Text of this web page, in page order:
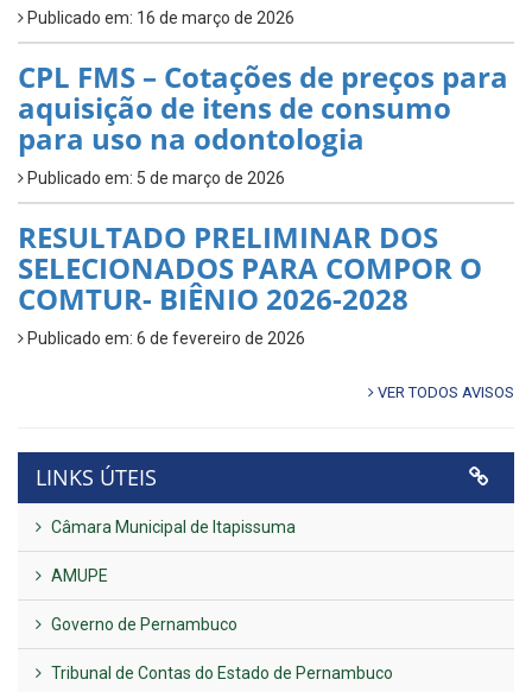
Publicado em: 16 de março de 2026
CPL FMS – Cotações de preços para
aquisição de itens de consumo
para uso na odontologia
Publicado em: 5 de março de 2026
RESULTADO PRELIMINAR DOS
SELECIONADOS PARA COMPOR O
COMTUR- BIÊNIO 2026-2028
Publicado em: 6 de fevereiro de 2026
VER TODOS AVISOS
LINKS ÚTEIS
Câmara Municipal de Itapissuma
AMUPE
Governo de Pernambuco
Tribunal de Contas do Estado de Pernambuco